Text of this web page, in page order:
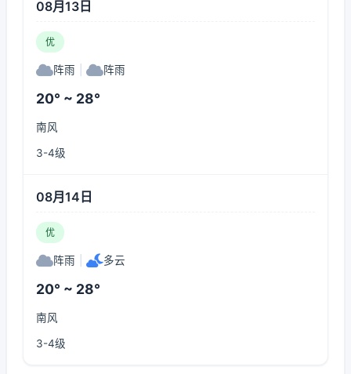
08月13日
优
阵雨 阵雨
20° ~ 28°
南风
3-4级
08月14日
优
阵雨 多云
20° ~ 28°
南风
3-4级